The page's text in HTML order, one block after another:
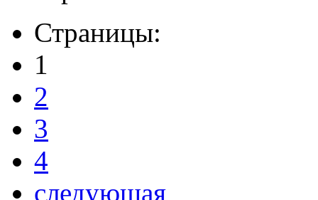
Страницы:
1
2
3
4
следующая